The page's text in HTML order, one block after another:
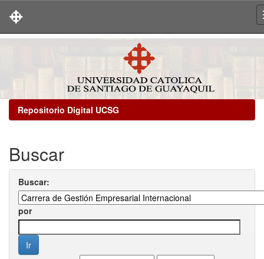
Repositorio Digital UCSG
Buscar
Buscar:
por